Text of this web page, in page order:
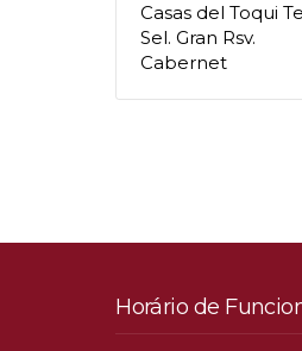
Casas del Toqui
Sel. Gran Rsv.
Cabernet
Horário de